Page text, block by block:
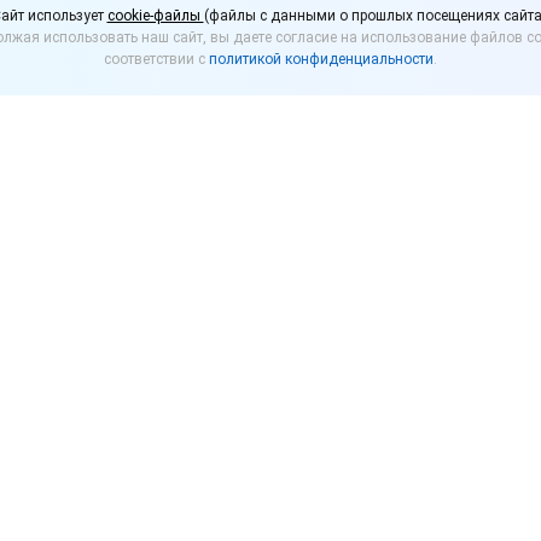
продукции
использует cookie-файлы (файлы с данными о прошлых посещениях
использовать наш сайт, вы даете согласие на использование файлов
соответствии с политикой конфиденциальности.